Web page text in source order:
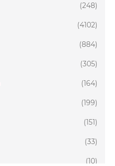
(248)
(4102)
(884)
(305)
(164)
(199)
(151)
(33)
(10)